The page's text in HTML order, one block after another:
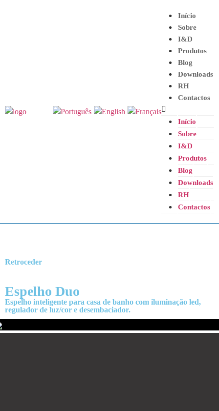
Início
Sobre
I&D
Produtos
Blog
Downloads
RH
Contactos
Início
Sobre
I&D
Produtos
Blog
Downloads
RH
Contactos
Retroceder
Espelho Duo
Espelho inteligente para casa de banho com iluminação led,
regulador de luz/cor e desembaciador.